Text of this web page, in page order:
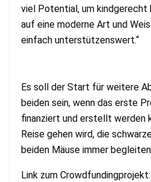
viel Potential, um kindgerecht
auf eine moderne Art und
einfach unterstützenswert.“
Es soll der Start für weitere
beiden sein, wenn das erste
finanziert und erstellt werden
Reise gehen wird, die
beiden Mäuse immer
Link zum Crowdfundingprojekt: